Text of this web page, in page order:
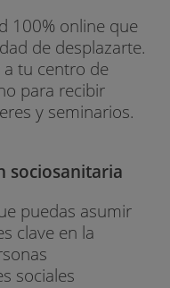
100% online que
de desplazarte.
tu centro de
para recibir
y seminarios.
sociosanitaria
puedas asumir
clave en la
sociales